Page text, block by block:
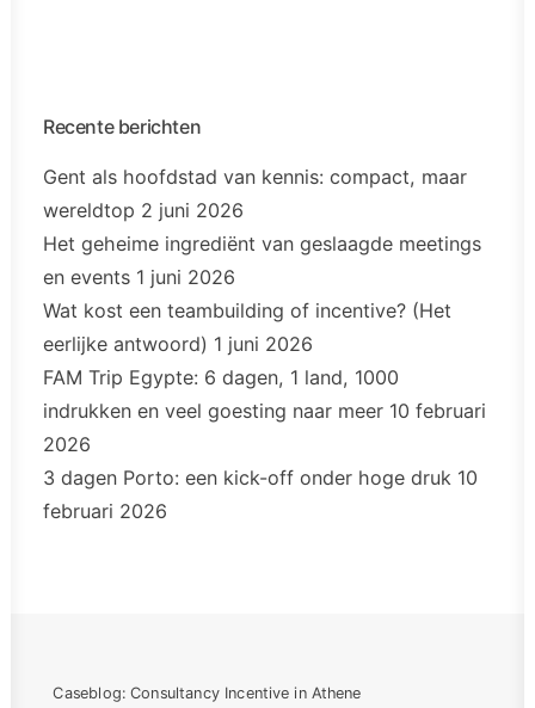
Recente berichten
Gent als hoofdstad van kennis: compact, maar
wereldtop 2 juni 2026
Het geheime ingrediënt van geslaagde meetings
en events 1 juni 2026
Wat kost een teambuilding of incentive? (Het
eerlijke antwoord) 1 juni 2026
FAM Trip Egypte: 6 dagen, 1 land, 1000
indrukken en veel goesting naar meer 10 februari
2026
3 dagen Porto: een kick-off onder hoge druk 10
februari 2026
Caseblog: Consultancy Incentive in Athene